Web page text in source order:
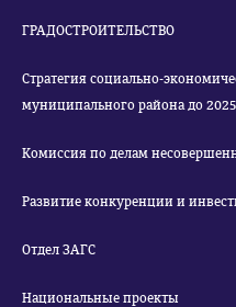
ГРАДОСТРОИТЕЛЬСТВО
Стратегия социально-
муниципального района до
Комиссия по делам
Развитие конкуренции и
Отдел ЗАГС
Национальные проекты